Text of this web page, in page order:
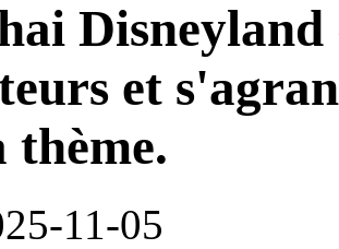
Disneyland
et
thème.
11-05